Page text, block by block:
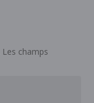
Les champs